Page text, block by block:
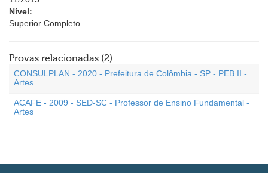
Nível:
Superior Completo
Provas relacionadas (2)
CONSULPLAN - 2020 - Prefeitura de Colômbia - SP - PEB II -
Artes
ACAFE - 2009 - SED-SC - Professor de Ensino Fundamental -
Artes